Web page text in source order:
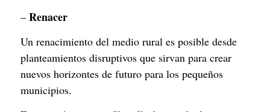
– Renacer
Un renacimiento del medio rural es posible desde
planteamientos disruptivos que sirvan para crear
nuevos horizontes de futuro para los pequeños
municipios.